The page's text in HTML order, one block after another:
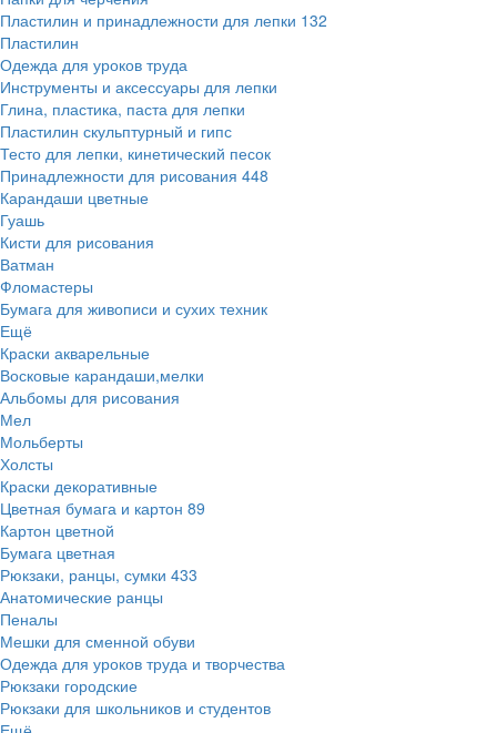
Пластилин и принадлежности для лепки 132
Пластилин
Одежда для уроков труда
Инструменты и аксессуары для лепки
Глина, пластика, паста для лепки
Пластилин скульптурный и гипс
Тесто для лепки, кинетический песок
Принадлежности для рисования 448
Карандаши цветные
Гуашь
Кисти для рисования
Ватман
Фломастеры
Бумага для живописи и сухих техник
Ещё
Краски акварельные
Восковые карандаши,мелки
Альбомы для рисования
Мел
Мольберты
Холсты
Краски декоративные
Цветная бумага и картон 89
Картон цветной
Бумага цветная
Рюкзаки, ранцы, сумки 433
Анатомические ранцы
Пеналы
Мешки для сменной обуви
Одежда для уроков труда и творчества
Рюкзаки городские
Рюкзаки для школьников и студентов